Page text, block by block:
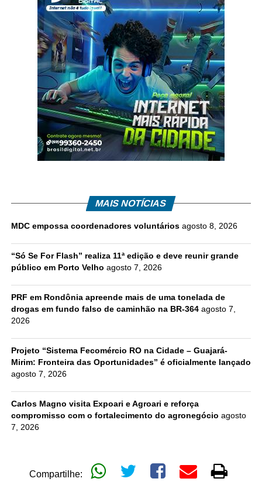
MAIS NOTÍCIAS
MDC empossa coordenadores voluntários agosto 8, 2026
“Só Se For Flash” realiza 11ª edição e deve reunir grande
público em Porto Velho agosto 7, 2026
PRF em Rondônia apreende mais de uma tonelada de
drogas em fundo falso de caminhão na BR-364 agosto 7,
2026
Projeto “Sistema Fecomércio RO na Cidade – Guajará-
Mirim: Fronteira das Oportunidades” é oficialmente lançado
agosto 7, 2026
Carlos Magno visita Expoari e Agroari e reforça
compromisso com o fortalecimento do agronegócio agosto
7, 2026
Compartilhe: